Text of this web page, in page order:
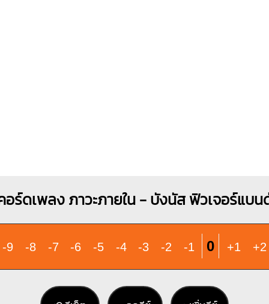
อร์ดเพลง ภาวะภายใน - บังนัส ฟิวเจอร์แบน
-9 -8 -7 -6 -5 -4 -3 -2 -1 0 +1 +2